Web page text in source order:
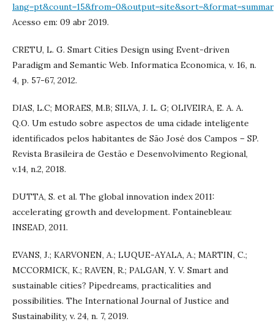
Acesso em: 09 abr 2019.
CRETU, L. G. Smart Cities Design using Event-driven
Paradigm and Semantic Web. Informatica Economica, v. 16, n.
4, p. 57-67, 2012.
DIAS, L.C; MORAES, M.B; SILVA, J. L. G; OLIVEIRA, E. A. A.
Q.O. Um estudo sobre aspectos de uma cidade inteligente
identificados pelos habitantes de São José dos Campos – SP.
Revista Brasileira de Gestão e Desenvolvimento Regional,
v.14, n.2, 2018.
DUTTA, S. et al. The global innovation index 2011:
accelerating growth and development. Fontainebleau:
INSEAD, 2011.
EVANS, J.; KARVONEN, A.; LUQUE-AYALA, A.; MARTIN, C.;
MCCORMICK, K.; RAVEN, R.; PALGAN, Y. V. Smart and
sustainable cities? Pipedreams, practicalities and
possibilities. The International Journal of Justice and
Sustainability, v. 24, n. 7, 2019.